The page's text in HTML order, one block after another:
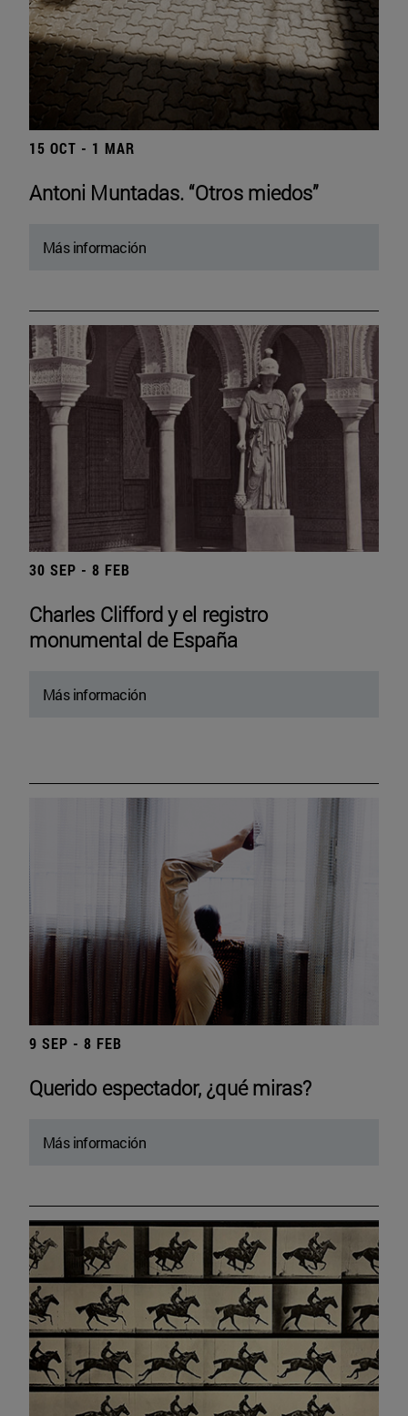
15 OCT - 1 MAR
Antoni Muntadas. “Otros miedos”
Más información
30 SEP - 8 FEB
Charles Clifford y el registro
monumental de España
Más información
9 SEP - 8 FEB
Querido espectador, ¿qué miras?
Más información